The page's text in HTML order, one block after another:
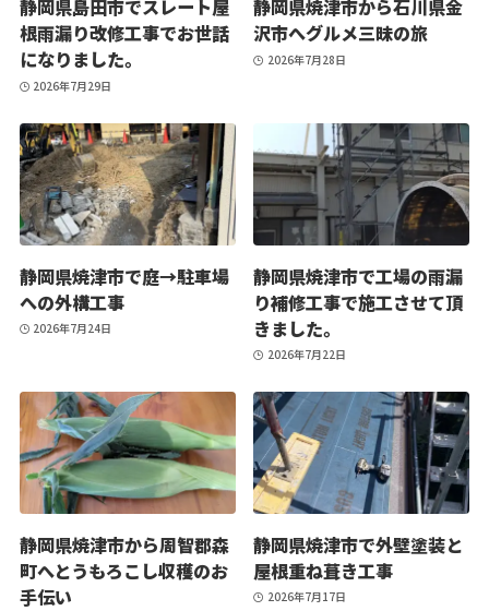
静岡県島田市でスレート屋
根雨漏り改修工事でお世話
になりました。
2026年7月29日
静岡県焼津市から石川県金
沢市へグルメ三昧の旅
2026年7月28日
静岡県焼津市で庭→駐車場
への外構工事
2026年7月24日
静岡県焼津市で工場の雨漏
り補修工事で施工させて頂
きました。
2026年7月22日
静岡県焼津市から周智郡森
町へとうもろこし収穫のお
手伝い
静岡県焼津市で外壁塗装と
屋根重ね葺き工事
2026年7月17日